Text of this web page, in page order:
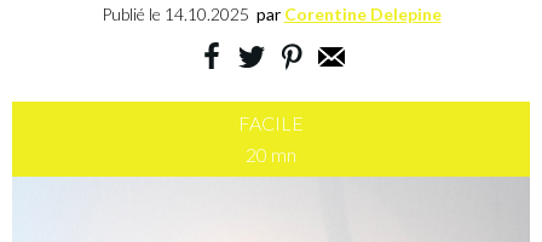
Publié le 14.10.2025 par Corentine Delepine
FACILE
20 mn